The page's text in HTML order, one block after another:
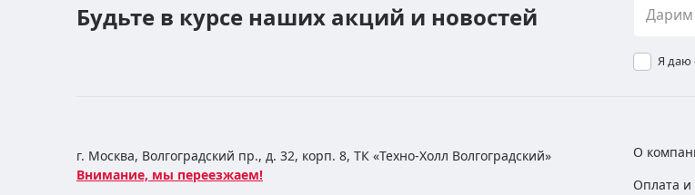
Будьте в курсе наших акций и новостей
Я даю
г. Москва, Волгоградский пр., д. 32, корп. 8, ТК «Техно-Холл Волгоградский»
Внимание, мы переезжаем!
О
Оплата и